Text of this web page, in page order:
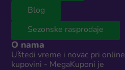
Blog
Sezonske rasprodaje
O nama
Uštedi vreme i novac pri online
kupovini - MegaKuponi je